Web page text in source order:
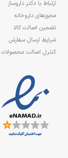
ارتباط با دکتر داروساز
مجوزهای داروخانه
تضمین اصالت کالا
شرایط ارسال سفارش
کنترل اصالت محصولات